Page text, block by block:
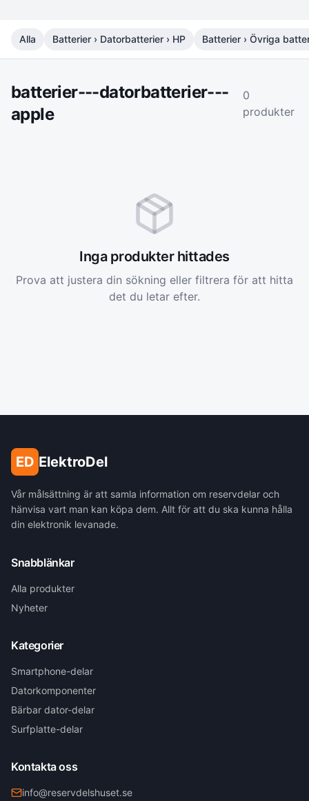
Alla Batterier › Datorbatterier › HP Batterier › Övriga
batterier---datorbatterier---
apple
0
produkter
Inga produkter hittades
Prova att justera din sökning eller filtrera för att hitta
det du letar efter.
ED ElektroDel
Vår målsättning är att samla information om reservdelar och
hänvisa vart man kan köpa dem. Allt för att du ska kunna hålla
din elektronik levanade.
Snabblänkar
Alla produkter
Nyheter
Kategorier
Smartphone-delar
Datorkomponenter
Bärbar dator-delar
Surfplatte-delar
Kontakta oss
info@reservdelshuset.se